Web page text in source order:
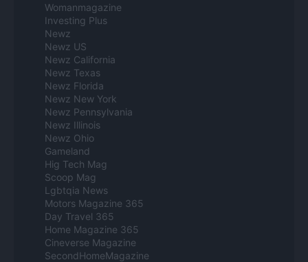
Womanmagazine
Investing Plus
Newz
Newz US
Newz California
Newz Texas
Newz Florida
Newz New York
Newz Pennsylvania
Newz Illinois
Newz Ohio
Gameland
Hig Tech Mag
Scoop Mag
Lgbtqia News
Motors Magazine 365
Day Travel 365
Home Magazine 365
Cineverse Magazine
SecondHomeMagazine